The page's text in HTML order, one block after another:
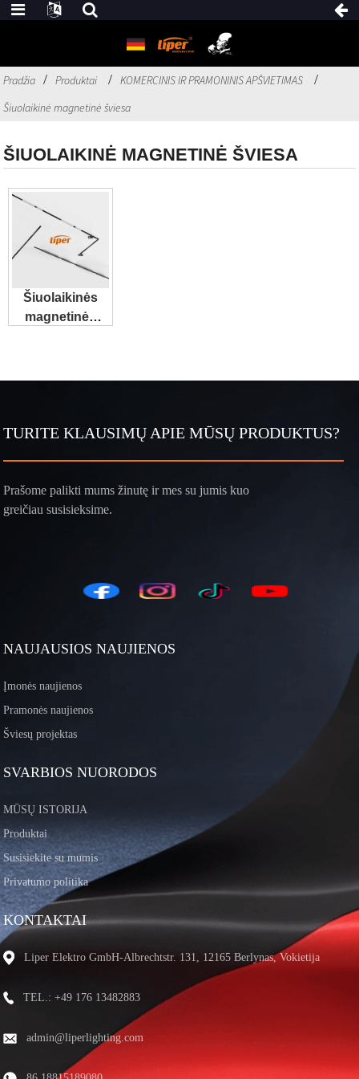
Pradžia Produktai
KOMERCINIS IR PRAMONINIS APŠVIETIMAS
Šiuolaikinė magnetinė šviesa
ŠIUOLAIKINĖ MAGNETINĖ ŠVIESA
Šiuolaikinės
magnetinės
TURITE KLAUSIMŲ APIE MŪSŲ PRODUKTUS?
Prašome palikti mums žinutę ir mes su jumis kuo
greičiau susisieksime.
NAUJAUSIOS NAUJIENOS
Įmonės naujienos
Pramonės naujienos
Šviesų projektas
SVARBIOS NUORODOS
MŪSŲ ISTORIJA
Produktai
Susisiekite su mumis
Privatumo politika
KONTAKTAI
Liper Elektro GmbH-Albrechtstr. 131, 12165 Berlynas, Vokietija
TEL.: +49 176 13482883
admin@liperlighting.com